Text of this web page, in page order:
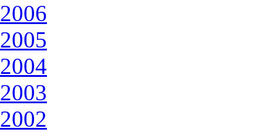
2006
2005
2004
2003
2002